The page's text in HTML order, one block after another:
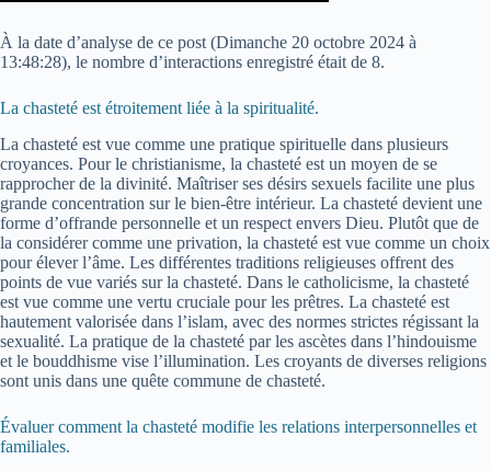
À la date d’analyse de ce post (Dimanche 20 octobre 2024 à
13:48:28), le nombre d’interactions enregistré était de 8.
La chasteté est étroitement liée à la spiritualité.
La chasteté est vue comme une pratique spirituelle dans plusieurs
croyances. Pour le christianisme, la chasteté est un moyen de se
rapprocher de la divinité. Maîtriser ses désirs sexuels facilite une plus
grande concentration sur le bien-être intérieur. La chasteté devient une
forme d’offrande personnelle et un respect envers Dieu. Plutôt que de
la considérer comme une privation, la chasteté est vue comme un choix
pour élever l’âme. Les différentes traditions religieuses offrent des
points de vue variés sur la chasteté. Dans le catholicisme, la chasteté
est vue comme une vertu cruciale pour les prêtres. La chasteté est
hautement valorisée dans l’islam, avec des normes strictes régissant la
sexualité. La pratique de la chasteté par les ascètes dans l’hindouisme
et le bouddhisme vise l’illumination. Les croyants de diverses religions
sont unis dans une quête commune de chasteté.
Évaluer comment la chasteté modifie les relations interpersonnelles et
familiales.